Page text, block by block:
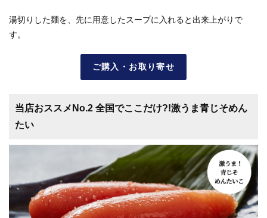
湯切りした麺を、先に用意したスープに入れると出来上がりで
す。
ご購入・お取り寄せ
当店おススメNo.2 全国でここだけ?!激うま青じそめん
たい